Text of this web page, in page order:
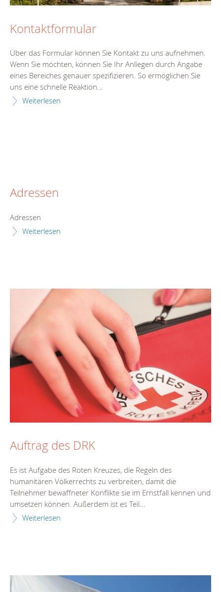
Kontaktformular
Über das Formular können Sie Kontakt zu uns aufnehmen.
Wenn Sie möchten, können Sie Ihr Anliegen durch Angabe
eines Bereiches genauer spezifizieren. So ermöglichen Sie
uns eine schnelle Reaktion...
Weiterlesen
Adressen
Adressen
Weiterlesen
Auftrag des DRK
Es ist Aufgabe des Roten Kreuzes, die Regeln des
humanitären Völkerrechts zu verbreiten, damit die
Teilnehmer bewaffneter Konflikte sie im Ernstfall kennen und
umsetzen können. Außerdem ist es Teil...
Weiterlesen